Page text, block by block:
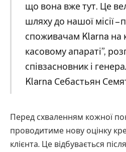
що вона вже тут. Це
шляху до нашої місії –
споживачам Klarna на
касовому апараті”,
співзасновник і
Klarna Себастьян
Перед схваленням кожної
проводитиме нову оцінку
клієнта. Це відбувається